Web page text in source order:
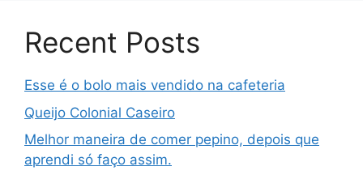
Recent Posts
Esse é o bolo mais vendido na cafeteria
Queijo Colonial Caseiro
Melhor maneira de comer pepino, depois que
aprendi só faço assim.